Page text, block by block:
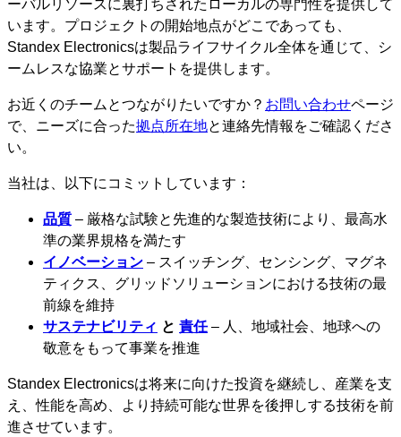
ーバルリソースに裏打ちされたローカルの専門性を提供して
います。プロジェクトの開始地点がどこであっても、
Standex Electronicsは製品ライフサイクル全体を通じて、シ
ームレスな協業とサポートを提供します。
お近くのチームとつながりたいですか？ お問い合わせページ
で、ニーズに合った拠点所在地と連絡先情報をご確認くださ
い。
当社は、以下にコミットしています：
品質 – 厳格な試験と先進的な製造技術により、最高水
準の業界規格を満たす
イノベーション – スイッチング、センシング、マグネ
ティクス、グリッドソリューションにおける技術の最
前線を維持
サステナビリティ と 責任 – 人、地域社会、地球への
敬意をもって事業を推進
Standex Electronicsは将来に向けた投資を継続し、産業を支
え、性能を高め、より持続可能な世界を後押しする技術を前
進させています。